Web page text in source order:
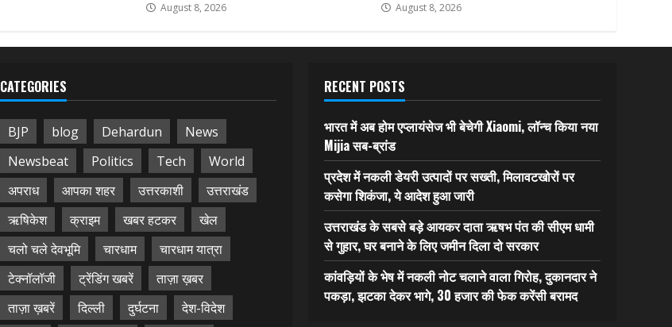
August 8, 2026 August 8, 2026
CATEGORIES
BJP blog Dehardun
News
Newsbeat
Politics Tech
World
अपराध
आपका शहर उत्तरकाशी
उत्तराखंड
ऋषिकेश
क्राइम खबर हटकर
खेल
चलो चले देवभूमि
चारधाम
चारधाम यात्रा
टेक्नॉलॉजी
ट्रेंडिंग खबरें
ताज़ा ख़बर
ताज़ा ख़बरें
दिल्ली दुर्घटना
देश-विदेश
RECENT POSTS
भारत में अब होम एप्लायंसेज भी बेचेगी Xiaomi, लॉन्च किया नया
Mijia सब-ब्रांड
प्रदेश में नकली डेयरी उत्पादों पर सख्ती, मिलावटखोरों पर
कसेगा शिकंजा, ये आदेश हुआ जारी
उत्तराखंड के सबसे बड़े आयकर दाता ऋषभ पंत की सीएम धामी
से गुहार, घर बनाने के लिए जमीन दिला दो सरकार
कांवड़ियों के भेष में नकली नोट चलाने वाला गिरोह, दुकानदार ने
पकड़ा, झटका देकर भागे, 30 हजार की फेक करेंसी बरामद